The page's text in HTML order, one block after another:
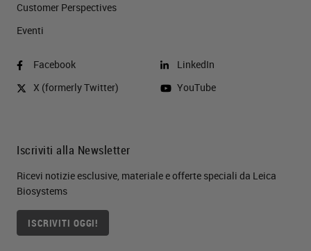
Customer Perspectives​
Eventi
Facebook
X (formerly Twitter)
LinkedIn
YouTube
Iscriviti alla Newsletter
Ricevi notizie esclusive, materiale e offerte speciali da Leica
Biosystems
ISCRIVITI OGGI!